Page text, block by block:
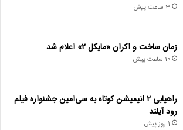
3 ساعت پیش
زمان ساخت و اکران «مایکل ۲» اعلام شد
10 ساعت پیش
راهیابی ۲ انیمیشن کوتاه به سی‌امین جشنواره فیلم
رود آیلند
1 روز پیش